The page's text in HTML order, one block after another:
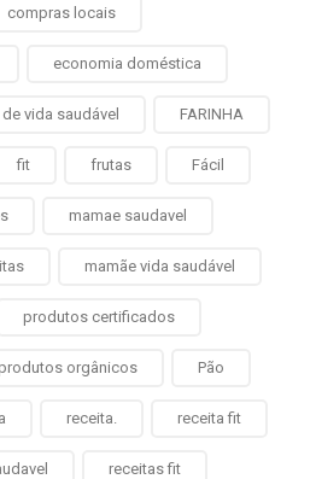
compras locais
economia doméstica
vida saudável FARINHA
fit frutas Fácil
mamae saudavel
mamãe vida saudável
produtos certificados
orgânicos Pão
receita. receita fit
receitas fit